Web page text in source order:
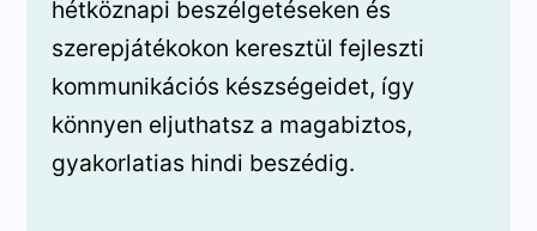
hétköznapi beszélgetéseken és
szerepjátékokon keresztül fejleszti
kommunikációs készségeidet, így
könnyen eljuthatsz a magabiztos,
gyakorlatias hindi beszédig.